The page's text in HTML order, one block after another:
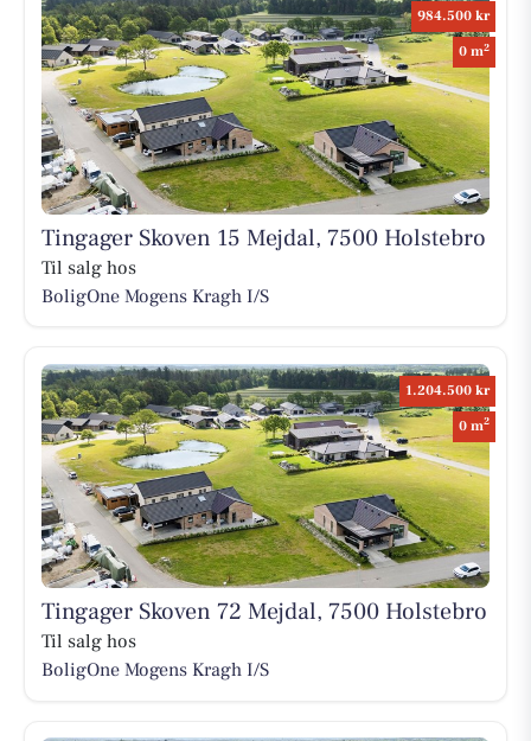
984.500 kr
0 m2
Tingager Skoven 15 Mejdal, 7500 Holstebro
Til salg hos
BoligOne Mogens Kragh I/S
1.204.500 kr
0 m2
Tingager Skoven 72 Mejdal, 7500 Holstebro
Til salg hos
BoligOne Mogens Kragh I/S